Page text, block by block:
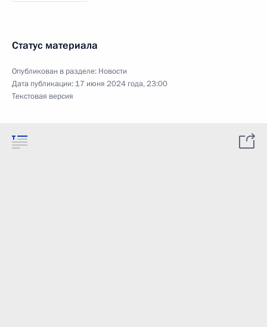
Статус материала
Опубликован в разделе: Новости
Дата публикации: 17 июня 2024 года, 23:00
Текстовая версия